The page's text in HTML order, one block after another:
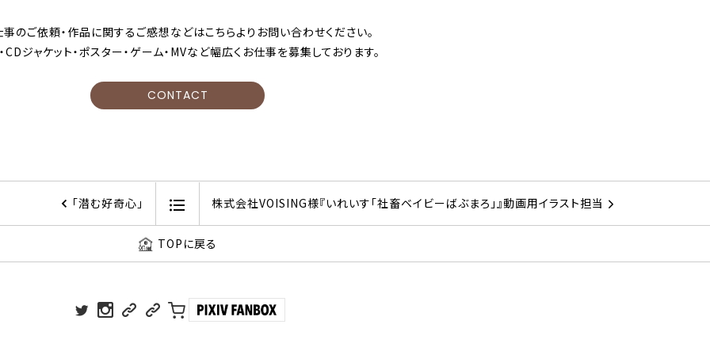
のご依頼・作品に関するご感想などはこちらよりお問い合わせください。
CDジャケット・ポスター・ゲーム・MVなど幅広くお仕事を募集しております。
CONTACT
「潜む好奇心」 株式会社VOISING様『いれいす「社畜ベイビーばぶまろ」』動画用イラスト担当
TOPに戻る